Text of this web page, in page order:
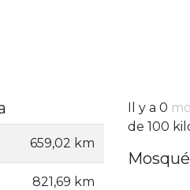
659,02 km
821,69 km
Il y a 0
de 100